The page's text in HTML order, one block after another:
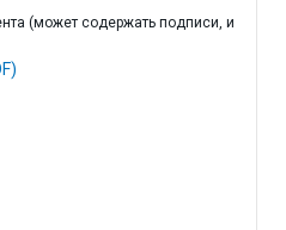
(может содержать подписи, и